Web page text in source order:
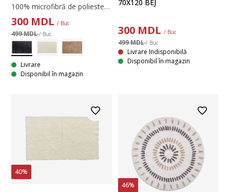
100% microfibră de poliester. 70x120 cm
300 MDL / Buc
499 MDL/ Buc
Livrare
Disponibil în magazin
70X120 BEJ
300 MDL / Buc
499 MDL/ Buc
Livrare Indisponibilă
Disponibil în magazin
40%
46%